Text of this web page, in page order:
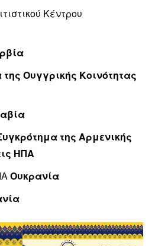
Κέντρου
Ουγγρικής Κοινότητας
της Αρμενικής
ΗΠΑ
Ουκρανία